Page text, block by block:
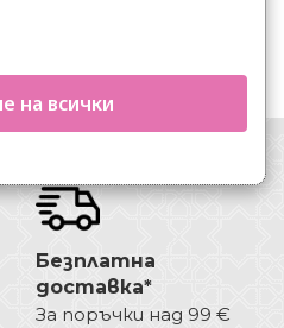
Безплатна
доставка*
За поръчки над 99 €
на всички